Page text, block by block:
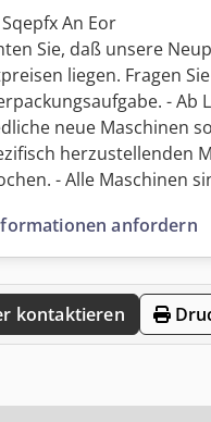
An Eor
Sie, daß unsere
liegen. Fragen
- Ab
neue Maschinen
herzustellenden
- Alle Maschinen
anfordern
kontaktieren